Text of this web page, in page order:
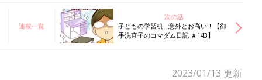
連載一覧
次の話
子どもの学習机…意外とお高い！【御
手洗直子のコマダム日記 ＃143】
2023/01/13 更新